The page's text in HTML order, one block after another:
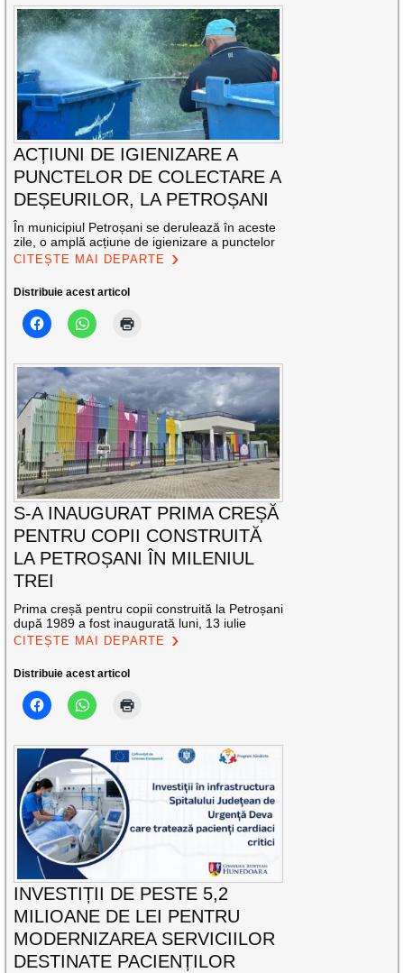
ACȚIUNI DE IGIENIZARE A
PUNCTELOR DE COLECTARE A
DEȘEURILOR, LA PETROȘANI
În municipiul Petroșani se derulează în aceste
zile, o amplă acțiune de igienizare a punctelor
CITEȘTE MAI DEPARTE
Distribuie acest articol
S-A INAUGURAT PRIMA CREȘĂ
PENTRU COPII CONSTRUITĂ
LA PETROȘANI ÎN MILENIUL
TREI
Prima creșă pentru copii construită la Petroșani
după 1989 a fost inaugurată luni, 13 iulie
CITEȘTE MAI DEPARTE
Distribuie acest articol
INVESTIȚII DE PESTE 5,2
MILIOANE DE LEI PENTRU
MODERNIZAREA SERVICIILOR
DESTINATE PACIENȚILOR